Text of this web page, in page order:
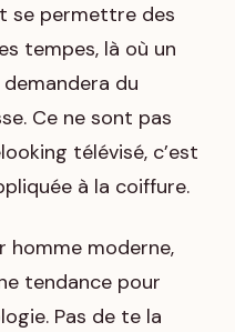
se permettre des
tempes, là où un
du
Ce ne sont pas
télévisé, c’est
à la coiffure.
homme moderne,
tendance pour
Pas de te la